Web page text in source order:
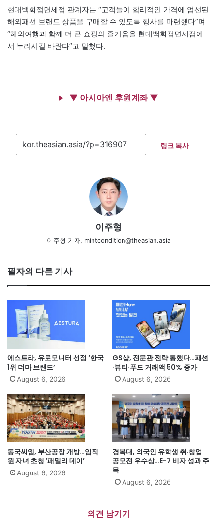
현대백화점면세점 관계자는 “고객들이 합리적인 가격에 엄선된
해외패션 브랜드 상품을 구매할 수 있도록 행사를 마련했다”며
“해외여행과 함께 더 큰 쇼핑의 즐거움을 현대백화점면세점에
서 누리시길 바란다”고 말했다.
▼ 아시아엔 후원계좌 ▼
링크 복사
이주형
이주형 기자, mintcondition@theasian.asia
필자의 다른 기사
에스트라, 유로모니터 선정 ‘한국
1위 더마 브랜드’
August 6, 2026
GS샵, 전문관 전략 통했다…패션
·뷰티·푸드 거래액 50% 증가
August 6, 2026
동국씨엠, 부산공장 개방…임직
원 자녀 초청 ‘패밀리 데이’
August 6, 2026
경복대, 외국인 유학생 취·창업
공모전 우수상…E-7 비자 성과 주
목
August 6, 2026
의견 남기기